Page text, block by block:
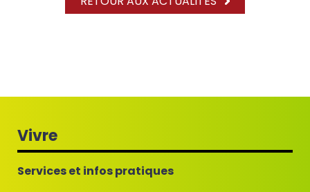
Vivre
Services et infos pratiques